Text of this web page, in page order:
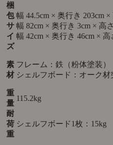
梱
包
サ
イ
ズ
幅 44.5cm × 奥行き 203cm
幅 82cm × 奥行き 3cm × 高
幅 42cm × 奥行き 46cm ×
素
材
フレーム：鉄（粉体塗装）
シェルフボード：オーク材
重
量
115.2kg
耐
荷
重
シェルフボード1枚：15kg